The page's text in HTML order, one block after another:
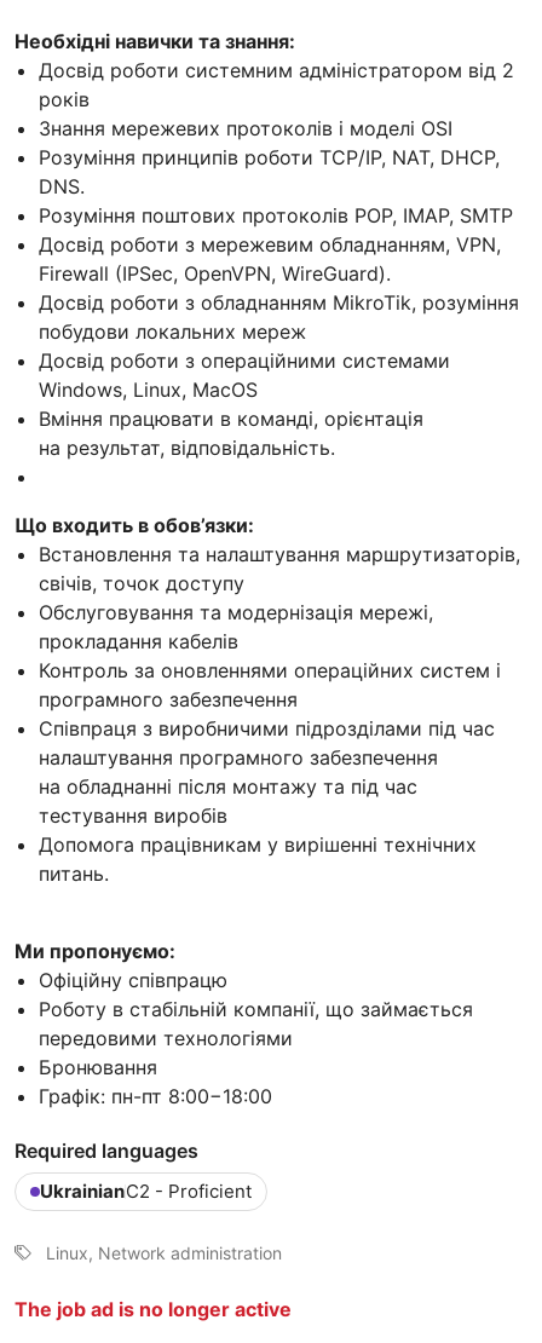
Необхідні навички та знання:
Досвід роботи системним адміністратором від 2
років
Знання мережевих протоколів і моделі OSI
Розуміння принципів роботи TCP/IP, NAT, DHCP,
DNS.
Розуміння поштових протоколів POP, IMAP, SMTP
Досвід роботи з мережевим обладнанням, VPN,
Firewall (IPSec, OpenVPN, WireGuard).
Досвід роботи з обладнанням MikroTik, розуміння
побудови локальних мереж
Досвід роботи з операційними системами
Windows, Linux, MacOS
Вміння працювати в команді, орієнтація
на результат, відповідальність.
Що входить в обов’язки:
Встановлення та налаштування маршрутизаторів,
свічів, точок доступу
Обслуговування та модернізація мережі,
прокладання кабелів
Контроль за оновленнями операційних систем і
програмного забезпечення
Співпраця з виробничими підрозділами під час
налаштування програмного забезпечення
на обладнанні після монтажу та під час
тестування виробів
Допомога працівникам у вирішенні технічних
питань.
Ми пропонуємо:
Офіційну співпрацю
Роботу в стабільній компанії, що займається
передовими технологіями
Бронювання
Графік: пн-пт 8:00−18:00
Required languages
UkrainianC2 - Proficient
Linux, Network administration
The job ad is no longer active